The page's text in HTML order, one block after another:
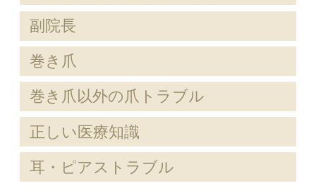
副院長
巻き爪
巻き爪以外の爪トラブル
正しい医療知識
耳・ピアストラブル